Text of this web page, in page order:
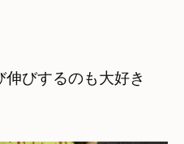
びするのも大好き